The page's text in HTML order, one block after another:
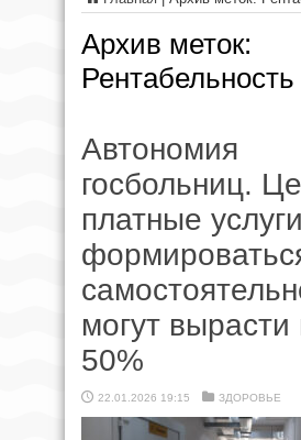
Архив меток:
Рентабельность
Автономия
госбольниц.
платные
могут вырасти
50%
22.01.2026 19:15 ЗДОРОВЬЕ